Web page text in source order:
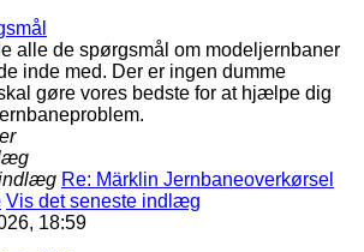
alle de spørgsmål om modeljernbaner
inde med. Der er ingen dumme
gøre vores bedste for at hjælpe dig
Re: Märklin Jernbaneoverkørsel
Vis det seneste indlæg
18:59